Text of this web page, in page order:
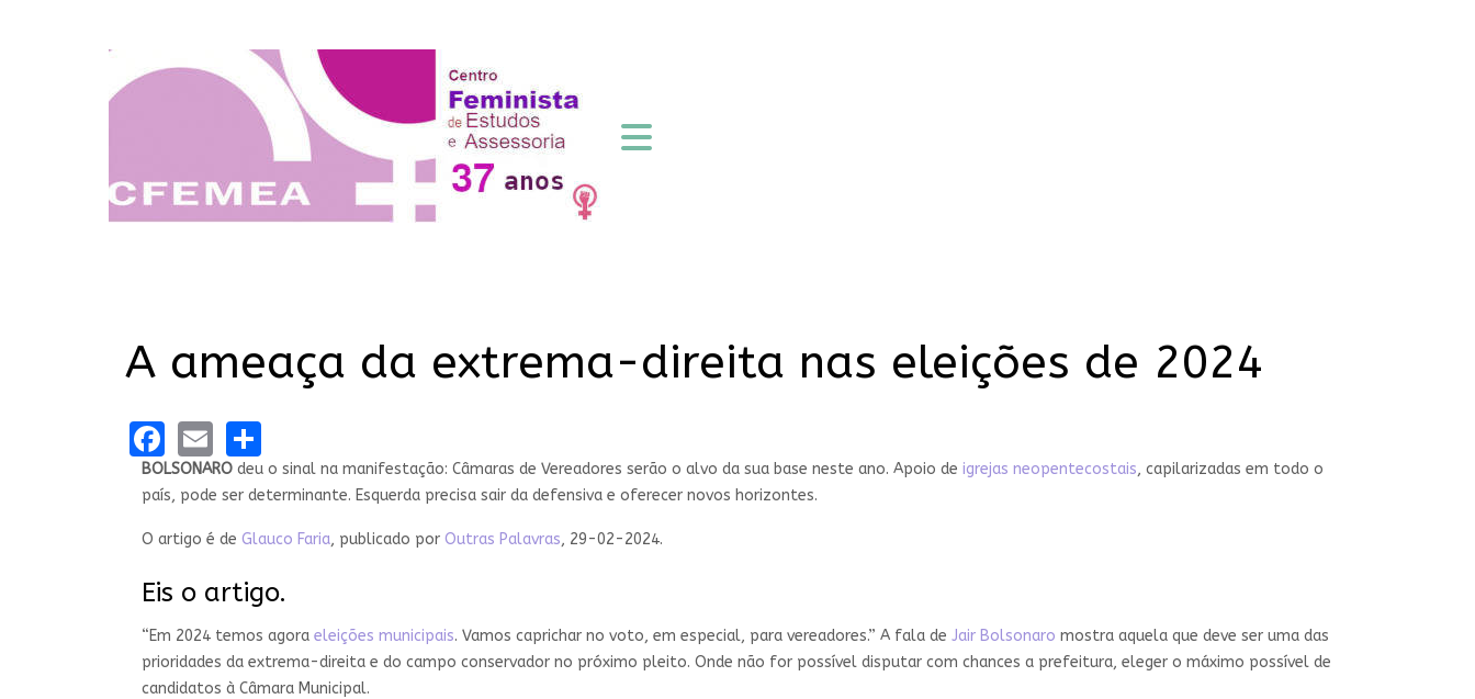
A ameaça da extrema-direita nas eleições de 2024
Facebook
Email
BOLSONARO deu o sinal na manifestação: Câmaras de Vereadores serão o alvo da sua base neste ano. Apoio de igrejas neopentecostais, capilarizadas em todo o
país, pode ser determinante. Esquerda precisa sair da defensiva e oferecer novos horizontes.
O artigo é de Glauco Faria, publicado por Outras Palavras, 29-02-2024.
Eis o artigo.
“Em 2024 temos agora eleições municipais. Vamos caprichar no voto, em especial, para vereadores.” A fala de Jair Bolsonaro mostra aquela que deve ser uma das
prioridades da extrema-direita e do campo conservador no próximo pleito. Onde não for possível disputar com chances a prefeitura, eleger o máximo possível de
candidatos à Câmara Municipal.